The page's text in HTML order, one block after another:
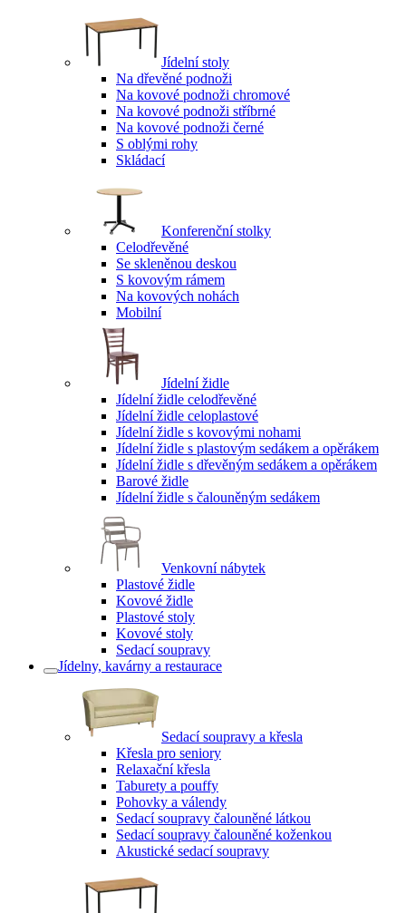
Jídelní stoly
Na dřevěné podnoži
Na kovové podnoži chromové
Na kovové podnoži stříbrné
Na kovové podnoži černé
S oblými rohy
Skládací
Konferenční stolky
Celodřevěné
Se skleněnou deskou
S kovovým rámem
Na kovových nohách
Mobilní
Jídelní židle
Jídelní židle celodřevěné
Jídelní židle celoplastové
Jídelní židle s kovovými nohami
Jídelní židle s plastovým sedákem a opěrákem
Jídelní židle s dřevěným sedákem a opěrákem
Barové židle
Jídelní židle s čalouněným sedákem
Venkovní nábytek
Plastové židle
Kovové židle
Plastové stoly
Kovové stoly
Sedací soupravy
Jídelny, kavárny a restaurace
Sedací soupravy a křesla
Křesla pro seniory
Relaxační křesla
Taburety a pouffy
Pohovky a válendy
Sedací soupravy čalouněné látkou
Sedací soupravy čalouněné koženkou
Akustické sedací soupravy